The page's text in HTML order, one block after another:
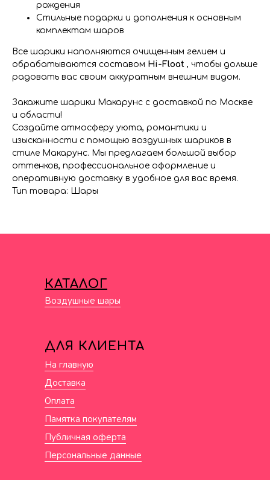
рождения
Стильные подарки и дополнения к основным
комплектам шаров
Все шарики наполняются очищенным гелием и
обрабатываются составом Hi-Float , чтобы дольше
радовать вас своим аккуратным внешним видом.
Закажите шарики Макарунс с доставкой по Москве
и области!
Создайте атмосферу уюта, романтики и
изысканности с помощью воздушных шариков в
стиле Макарунс. Мы предлагаем большой выбор
оттенков, профессиональное оформление и
оперативную доставку в удобное для вас время.
Тип товара: Шары
КАТАЛОГ
Воздушные шары
ДЛЯ КЛИЕНТА
На главную
Доставка
Оплата
Памятка покупателям
Публичная оферта
Персональные данные